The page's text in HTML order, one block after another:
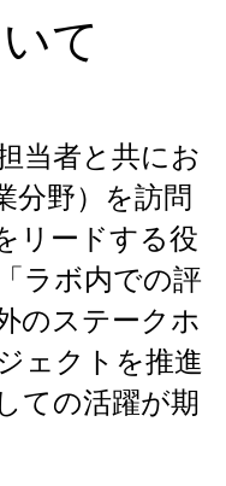
て
当者と共にお
分野）を訪問
リードする役
ラボ内での評
のステークホ
ェクトを推進
ての活躍が期